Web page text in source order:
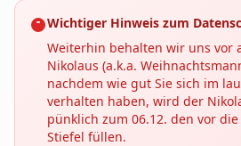
Wichtiger Hinweis zum
Weiterhin behalten wir uns vor
Nikolaus (a.k.a.
nachdem wie gut Sie sich im
verhalten haben, wird der
pünklich zum 06.12. den vor
Stiefel füllen.